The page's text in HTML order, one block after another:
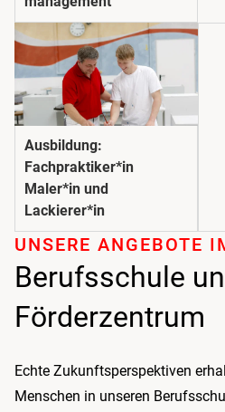
Ausbildung:
Fachpraktiker*in
Maler*in und
Lackierer*in
Berufsschule
Förderzentrum
UNSERE ANGEBOTE
Echte Zukunftsperspektiven
Menschen in unseren